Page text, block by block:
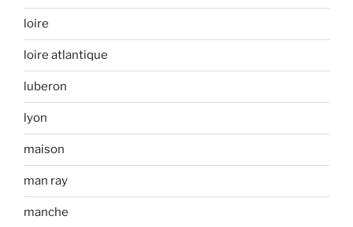
loire
loire atlantique
luberon
lyon
maison
man ray
manche